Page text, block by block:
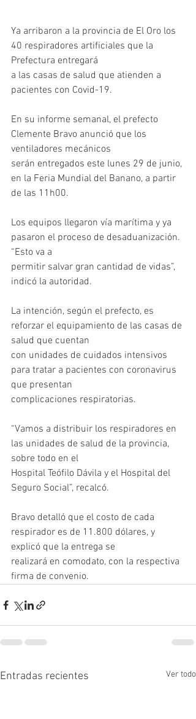
Ya arribaron a la provincia de El Oro los
40 respiradores artificiales que la
Prefectura entregará
a las casas de salud que atienden a
pacientes con Covid-19.
En su informe semanal, el prefecto
Clemente Bravo anunció que los
ventiladores mecánicos
serán entregados este lunes 29 de junio,
en la Feria Mundial del Banano, a partir
de las 11h00.
Los equipos llegaron vía marítima y ya
pasaron el proceso de desaduanización.
“Esto va a
permitir salvar gran cantidad de vidas”,
indicó la autoridad.
La intención, según el prefecto, es
reforzar el equipamiento de las casas de
salud que cuentan
con unidades de cuidados intensivos
para tratar a pacientes con coronavirus
que presentan
complicaciones respiratorias.
“Vamos a distribuir los respiradores en
las unidades de salud de la provincia,
sobre todo en el
Hospital Teófilo Dávila y el Hospital del
Seguro Social”, recalcó.
Bravo detalló que el costo de cada
respirador es de 11.800 dólares, y
explicó que la entrega se
realizará en comodato, con la respectiva
firma de convenio.
Entradas recientes Ver todo